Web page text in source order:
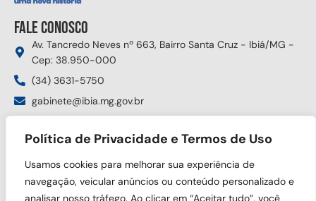
Política de Privacidade e Termos de Uso
Usamos cookies para melhorar sua experiência de
navegação, veicular anúncios ou conteúdo personalizado e
analisar nosso tráfego. Ao clicar em “Aceitar tudo”, você
Fale conosco
Av. Tancredo Neves nº 663, Bairro Santa Cruz - Ibiá/MG -
Cep: 38.950-000
(34) 3631-5750
gabinete@ibia.mg.gov.br